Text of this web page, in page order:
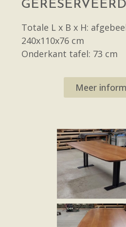
GERESERVEERD
Totale L x B x H:
240x110x76 cm
Onderkant tafel: 73 cm
Meer